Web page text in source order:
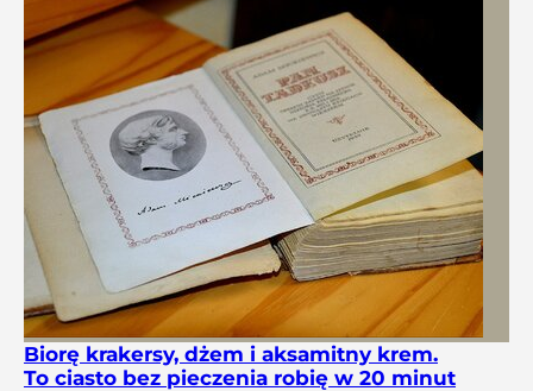
Biorę krakersy, dżem i aksamitny krem.
To ciasto bez pieczenia robię w 20 minut